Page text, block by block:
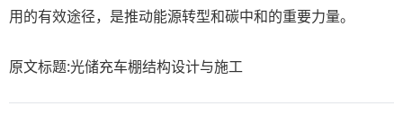
用的有效途径，是推动能源转型和碳中和的重要力量。
原文标题:光储充车棚结构设计与施工